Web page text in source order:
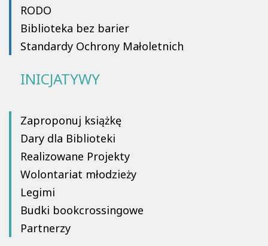
RODO
Biblioteka bez barier
Standardy Ochrony Małoletnich
INICJATYWY
Zaproponuj książkę
Dary dla Biblioteki
Realizowane Projekty
Wolontariat młodzieży
Legimi
Budki bookcrossingowe
Partnerzy